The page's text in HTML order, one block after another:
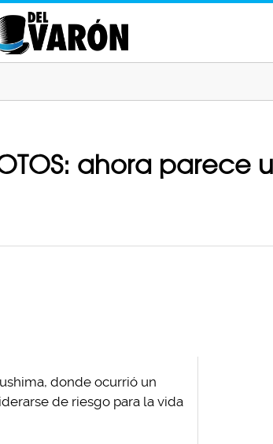
ahora parece
donde ocurrió un
de riesgo para la vida